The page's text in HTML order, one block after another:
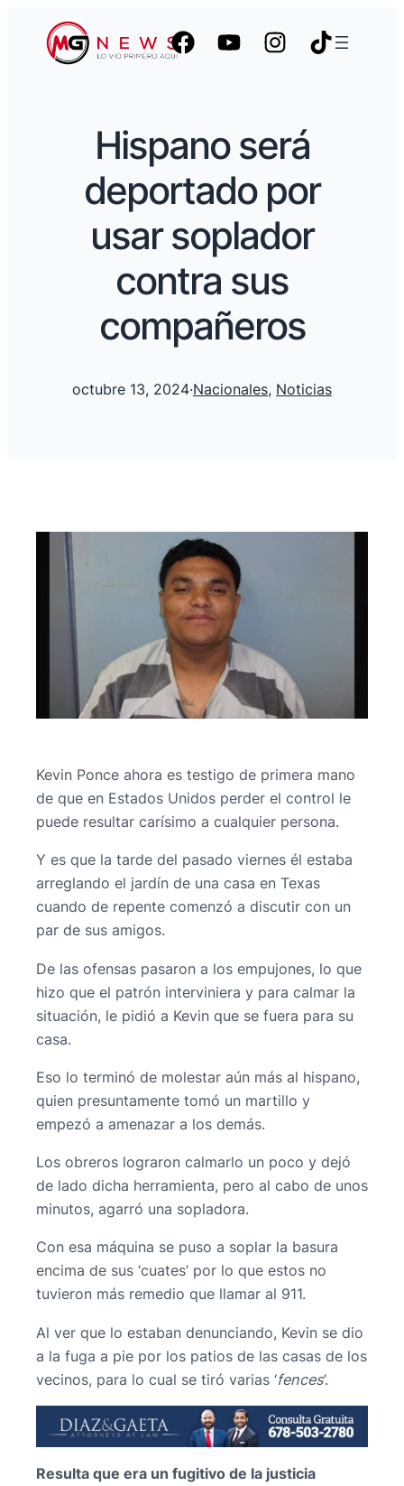
Hispano será
deportado por
usar soplador
contra sus
compañeros
octubre 13, 2024·Nacionales, Noticias
Kevin Ponce ahora es testigo de primera mano
de que en Estados Unidos perder el control le
puede resultar carísimo a cualquier persona.
Y es que la tarde del pasado viernes él estaba
arreglando el jardín de una casa en Texas
cuando de repente comenzó a discutir con un
par de sus amigos.
De las ofensas pasaron a los empujones, lo que
hizo que el patrón interviniera y para calmar la
situación, le pidió a Kevin que se fuera para su
casa.
Eso lo terminó de molestar aún más al hispano,
quien presuntamente tomó un martillo y
empezó a amenazar a los demás.
Los obreros lograron calmarlo un poco y dejó
de lado dicha herramienta, pero al cabo de unos
minutos, agarró una sopladora.
Con esa máquina se puso a soplar la basura
encima de sus ‘cuates’ por lo que estos no
tuvieron más remedio que llamar al 911.
Al ver que lo estaban denunciando, Kevin se dio
a la fuga a pie por los patios de las casas de los
vecinos, para lo cual se tiró varias ‘fences’.
Resulta que era un fugitivo de la justicia